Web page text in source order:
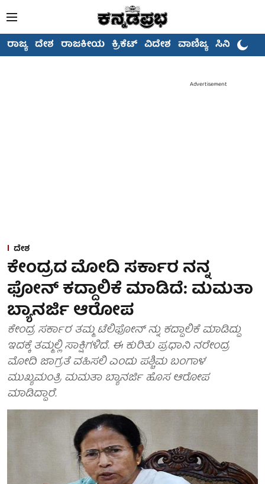
ರಾಜ್ಯ ದೇಶ ರಾಜಕೀಯ ಕ್ರಿಕೆಟ್ ವಿದೇಶ ವಾಣಿಜ್ಯ ಸಿನಿಮಾ
Advertisement
ದೇಶ
ಕೇಂದ್ರದ ಮೋದಿ ಸರ್ಕಾರ ನನ್ನ
ಫೋನ್ ಕದ್ದಾಲಿಕೆ ಮಾಡಿದೆ: ಮಮತಾ
ಬ್ಯಾನರ್ಜಿ ಆರೋಪ
ಕೇಂದ್ರ ಸರ್ಕಾರ ತಮ್ಮ ಟೆಲಿಫೋನ್ ನ್ನು ಕದ್ದಾಲಿಕೆ ಮಾಡಿದ್ದು
ಇದಕ್ಕೆ ತಮ್ಮಲ್ಲಿ ಸಾಕ್ಷಿಗಳಿದೆ. ಈ ಕುರಿತು ಪ್ರಧಾನಿ ನರೇಂದ್ರ
ಮೋದಿ ಜಾಗ್ರತೆ ವಹಿಸಲಿ ಎಂದು ಪಶ್ಚಿಮ ಬಂಗಾಳ
ಮುಖ್ಯಮಂತ್ರಿ ಮಮತಾ ಬ್ಯಾನರ್ಜಿ ಹೊಸ ಆರೋಪ
ಮಾಡಿದ್ದಾರೆ.